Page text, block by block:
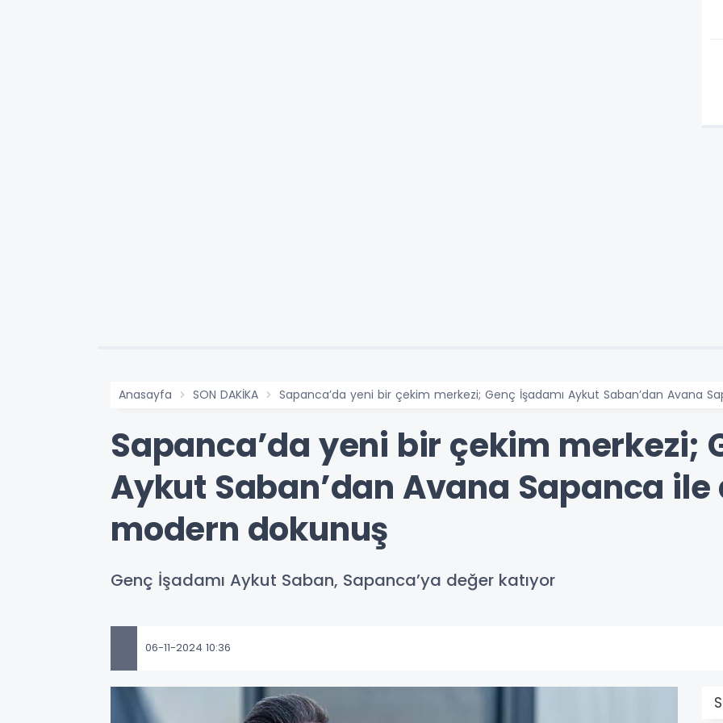
Anasayfa SON DAKİKA Sapanca’da yeni bir çekim merkezi; Genç İşadamı Aykut Saban’dan Avana
Sapanca’da yeni bir çekim merkezi;
Aykut Saban’dan Avana Sapanca
modern dokunuş
Genç İşadamı Aykut Saban, Sapanca’ya değer katıyor
06-11-2024 10:36